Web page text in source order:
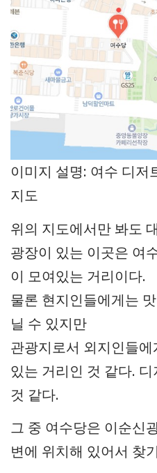
이미지 설명: 여수 디저
지도
위의 지도에서만 봐도
광장이 있는 이곳은 여
이 모여있는 거리이다.
물론 현지인들에게는
닐 수 있지만
관광지로서 외지인들
있는 거리인 것 같다.
것 같다.
그 중 여수당은 이순신
변에 위치해 있어서 찾